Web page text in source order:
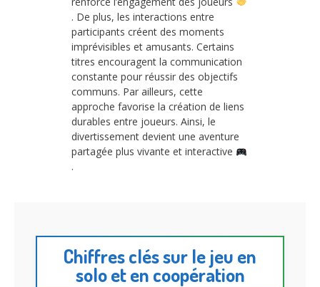
. De plus, les interactions entre
participants créent des moments
imprévisibles et amusants. Certains
titres encouragent la communication
constante pour réussir des objectifs
communs. Par ailleurs, cette
approche favorise la création de liens
durables entre joueurs. Ainsi, le
divertissement devient une aventure
partagée plus vivante et interactive
.
Chiffres clés sur le jeu en
solo et en coopération